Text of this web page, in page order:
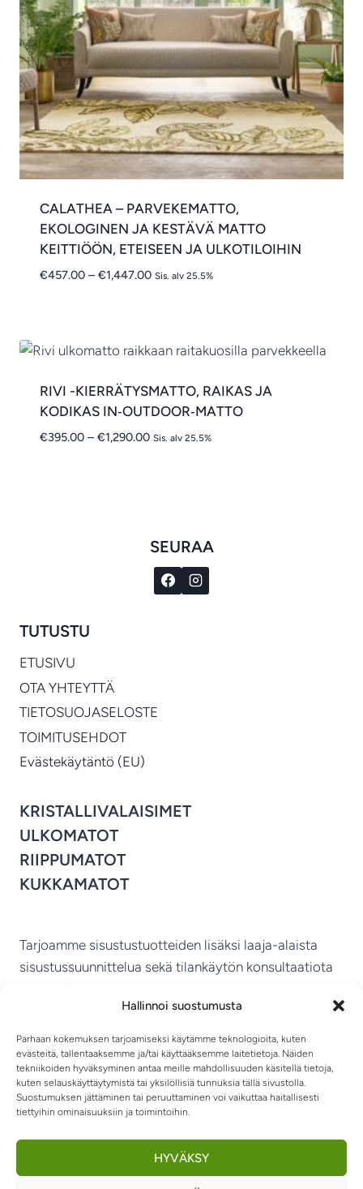
Hallinnoi suostumusta
Parhaan kokemuksen tarjoamiseksi käytämme teknologioita, kuten
evästeitä, tallentaaksemme ja/tai käyttääksemme laitetietoja. Näiden
tekniikoiden hyväksyminen antaa meille mahdollisuuden käsitellä tietoja,
kuten selauskäyttäytymistä tai yksilöllisiä tunnuksia tällä sivustolla.
Suostumuksen jättäminen tai peruuttaminen voi vaikuttaa haitallisesti
tiettyihin ominaisuuksiin ja toimintoihin.
HYVÄKSY
CALATHEA – PARVEKEMATTO,
EKOLOGINEN JA KESTÄVÄ MATTO
KEITTIÖÖN, ETEISEEN JA ULKOTILOIHIN
€457.00 – €1,447.00Hintaluokka:
Sis. alv 25.5%
RIVI -KIERRÄTYSMATTO, RAIKAS JA
KODIKAS IN‑OUTDOOR‑MATTO
€395.00 – €1,290.00Hintaluokka:
Sis. alv 25.5%
SEURAA
TUTUSTU
ETUSIVU
OTA YHTEYTTÄ
TIETOSUOJASELOSTE
TOIMITUSEHDOT
Evästekäytäntö (EU)
KRISTALLIVALAISIMET
ULKOMATOT
RIIPPUMATOT
KUKKAMATOT
Tarjoamme sisustustuotteiden lisäksi laaja-alaista
sisustussuunnittelua sekä tilankäytön konsultaatiota
MIKKELIN VITRIINI KY
TIETOSUOJASELOSTE
RIIPPUMATOT JA -TUOLIT